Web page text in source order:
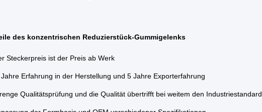
des konzentrischen Reduzierstück-Gummigelenks
Steckerpreis ist der Preis ab Werk
Erfahrung in der Herstellung und 5 Jahre Exporterfahrung
Qualitätsprüfung und die Qualität übertrifft bei weitem den Industriestandard